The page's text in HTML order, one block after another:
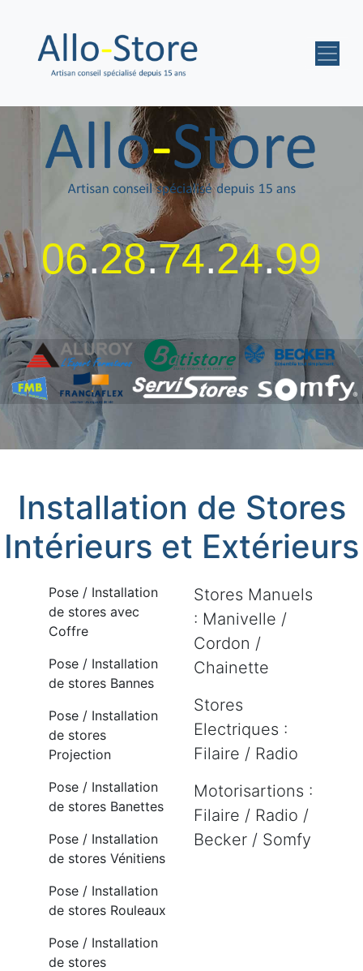
06.28.74.24.99
Installation de Stores
Intérieurs et Extérieurs
Pose / Installation
de stores avec
Coffre
Pose / Installation
de stores Bannes
Pose / Installation
de stores
Projection
Pose / Installation
de stores Banettes
Pose / Installation
de stores Vénitiens
Pose / Installation
de stores Rouleaux
Pose / Installation
de stores
Stores Manuels
: Manivelle /
Cordon /
Chainette
Stores
Electriques :
Filaire / Radio
Motorisartions :
Filaire / Radio /
Becker / Somfy